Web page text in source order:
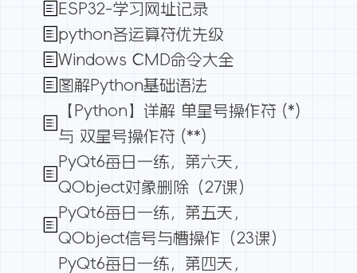
ESP32-学习网址记录
python各运算符优先级
Windows CMD命令大全
图解Python基础语法
【Python】详解 单星号操作符 (*)
与 双星号操作符 (**)
PyQt6每日一练，第六天，
QObject对象删除（27课）
PyQt6每日一练，第五天，
QObject信号与槽操作（23课）
PyQt6每日一练，第四天，